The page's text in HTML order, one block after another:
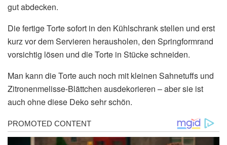
gut abdecken.
Die fertige Torte sofort in den Kühlschrank stellen und erst
kurz vor dem Servieren herausholen, den Springformrand
vorsichtig lösen und die Torte in Stücke schneiden.
Man kann die Torte auch noch mit kleinen Sahnetuffs und
Zitronenmelisse-Blättchen ausdekorieren – aber sie ist
auch ohne diese Deko sehr schön.